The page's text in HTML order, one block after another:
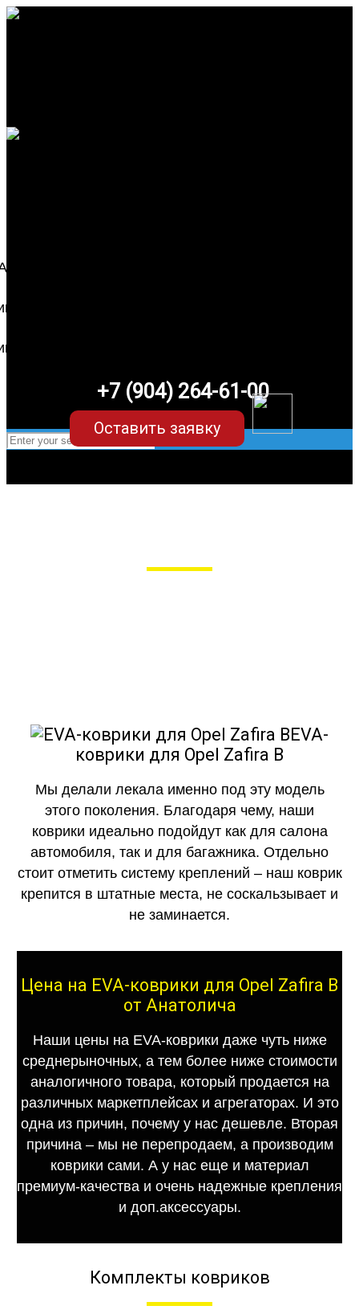
+7 (904) 264-61-00
Оставить заявку
EVA-
коврики для Opel Zafira B
Мы делали лекала именно под эту модель
этого поколения. Благодаря чему, наши
коврики идеально подойдут как для салона
автомобиля, так и для багажника. Отдельно
стоит отметить систему креплений – наш коврик
крепится в штатные места, не соскальзывает и
не заминается.
Цена на EVA-коврики для Opel Zafira B
от Анатолича
Наши цены на EVA-коврики даже чуть ниже
среднерыночных, а тем более ниже стоимости
аналогичного товара, который продается на
различных маркетплейсах и агрегаторах. И это
одна из причин, почему у нас дешевле. Вторая
причина – мы не перепродаем, а производим
коврики сами. А у нас еще и материал
премиум-качества и очень надежные крепления
и доп.аксессуары.
Комплекты ковриков